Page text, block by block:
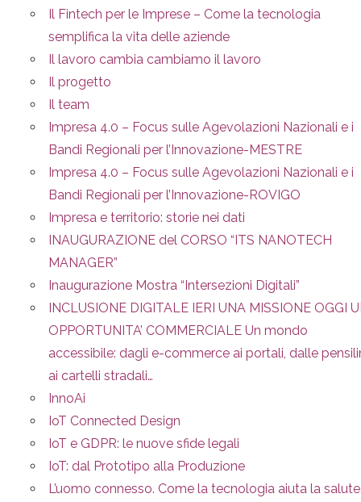
Il Fintech per le Imprese – Come la tecnologia
semplifica la vita delle aziende
Il lavoro cambia cambiamo il lavoro
Il progetto
Il team
Impresa 4.0 – Focus sulle Agevolazioni Nazionali e i
Bandi Regionali per l’Innovazione-MESTRE
Impresa 4.0 – Focus sulle Agevolazioni Nazionali e i
Bandi Regionali per l’Innovazione-ROVIGO
Impresa e territorio: storie nei dati
INAUGURAZIONE del CORSO “ITS NANOTECH
MANAGER”
Inaugurazione Mostra “Intersezioni Digitali”
INCLUSIONE DIGITALE IERI UNA MISSIONE OGGI
OPPORTUNITA’ COMMERCIALE Un mondo
accessibile: dagli e-commerce ai portali, dalle
ai cartelli stradali…
InnoAi
IoT Connected Design
IoT e GDPR: le nuove sfide legali
IoT: dal Prototipo alla Produzione
L’uomo connesso. Come la tecnologia aiuta la